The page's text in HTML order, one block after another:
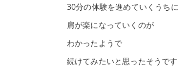
30分の体験を進めていくうちに
肩が楽になっていくのが
わかったようで
続けてみたいと思ったそうです